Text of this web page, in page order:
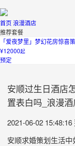
首页浪漫酒店
推荐套餐
「爱夜梦里」梦幻花房惊喜
¥12000起
预定
安顺过生日酒店
置表白吗_浪漫酒
2021-06-02 15:48:16
安顺求婚策划生活